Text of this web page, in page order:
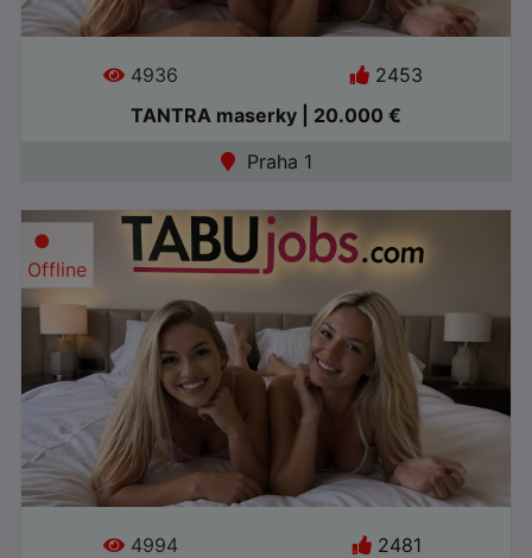
4936
2453
TANTRA maserky | 20.000 €
Praha 1
●
Offline
4994
2481